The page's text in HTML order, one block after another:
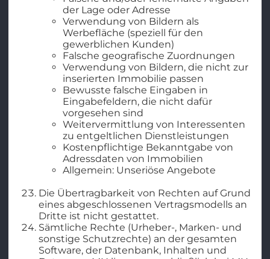
der Lage oder Adresse
Verwendung von Bildern als
Werbefläche (speziell für den
gewerblichen Kunden)
Falsche geografische Zuordnungen
Verwendung von Bildern, die nicht zur
inserierten Immobilie passen
Bewusste falsche Eingaben in
Eingabefeldern, die nicht dafür
vorgesehen sind
Weitervermittlung von Interessenten
zu entgeltlichen Dienstleistungen
Kostenpflichtige Bekanntgabe von
Adressdaten von Immobilien
Allgemein: Unseriöse Angebote
Die Übertragbarkeit von Rechten auf Grund
eines abgeschlossenen Vertragsmodells an
Dritte ist nicht gestattet.
Sämtliche Rechte (Urheber-, Marken- und
sonstige Schutzrechte) an der gesamten
Software, der Datenbank, Inhalten und